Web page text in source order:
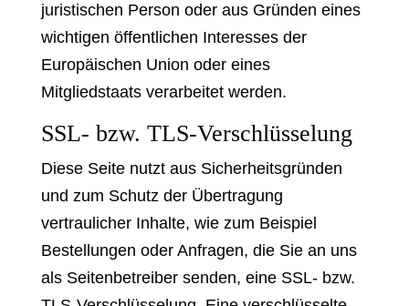
juristischen Person oder aus Gründen eines
wichtigen öffentlichen Interesses der
Europäischen Union oder eines
Mitgliedstaats verarbeitet werden.
SSL- bzw. TLS-Verschlüsselung
Diese Seite nutzt aus Sicherheitsgründen
und zum Schutz der Übertragung
vertraulicher Inhalte, wie zum Beispiel
Bestellungen oder Anfragen, die Sie an uns
als Seitenbetreiber senden, eine SSL- bzw.